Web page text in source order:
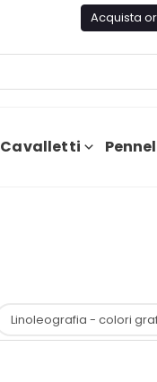
Acquista
Cavalletti
Linoleografia - colori